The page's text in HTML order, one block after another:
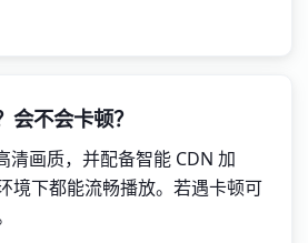
会不会卡顿？
清画质，并配备智能 CDN 加
境下都能流畅播放。若遇卡顿可